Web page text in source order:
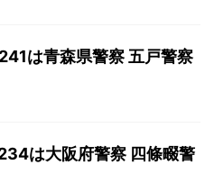
は青森県警察 五戸警察
は大阪府警察 四條畷警